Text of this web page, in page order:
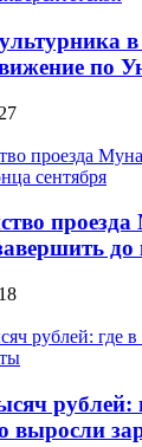
по
до
рублей:
выросли